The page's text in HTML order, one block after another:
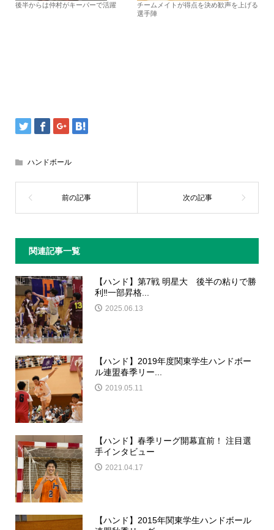
後半からは仲村がキーパーで活躍
チームメイトが得点を決め歓声を上げる
選手陣
ハンドボール
関連記事一覧
【ハンド】第7戦 明星大 後半の粘りで勝
利‼︎一部昇格...
2025.06.13
【ハンド】2019年度関東学生ハンドボー
ル連盟春季リー...
2019.05.11
【ハンド】春季リーグ開幕直前！ 注目選
手インタビュー
2021.04.17
【ハンド】2015年関東学生ハンドボール